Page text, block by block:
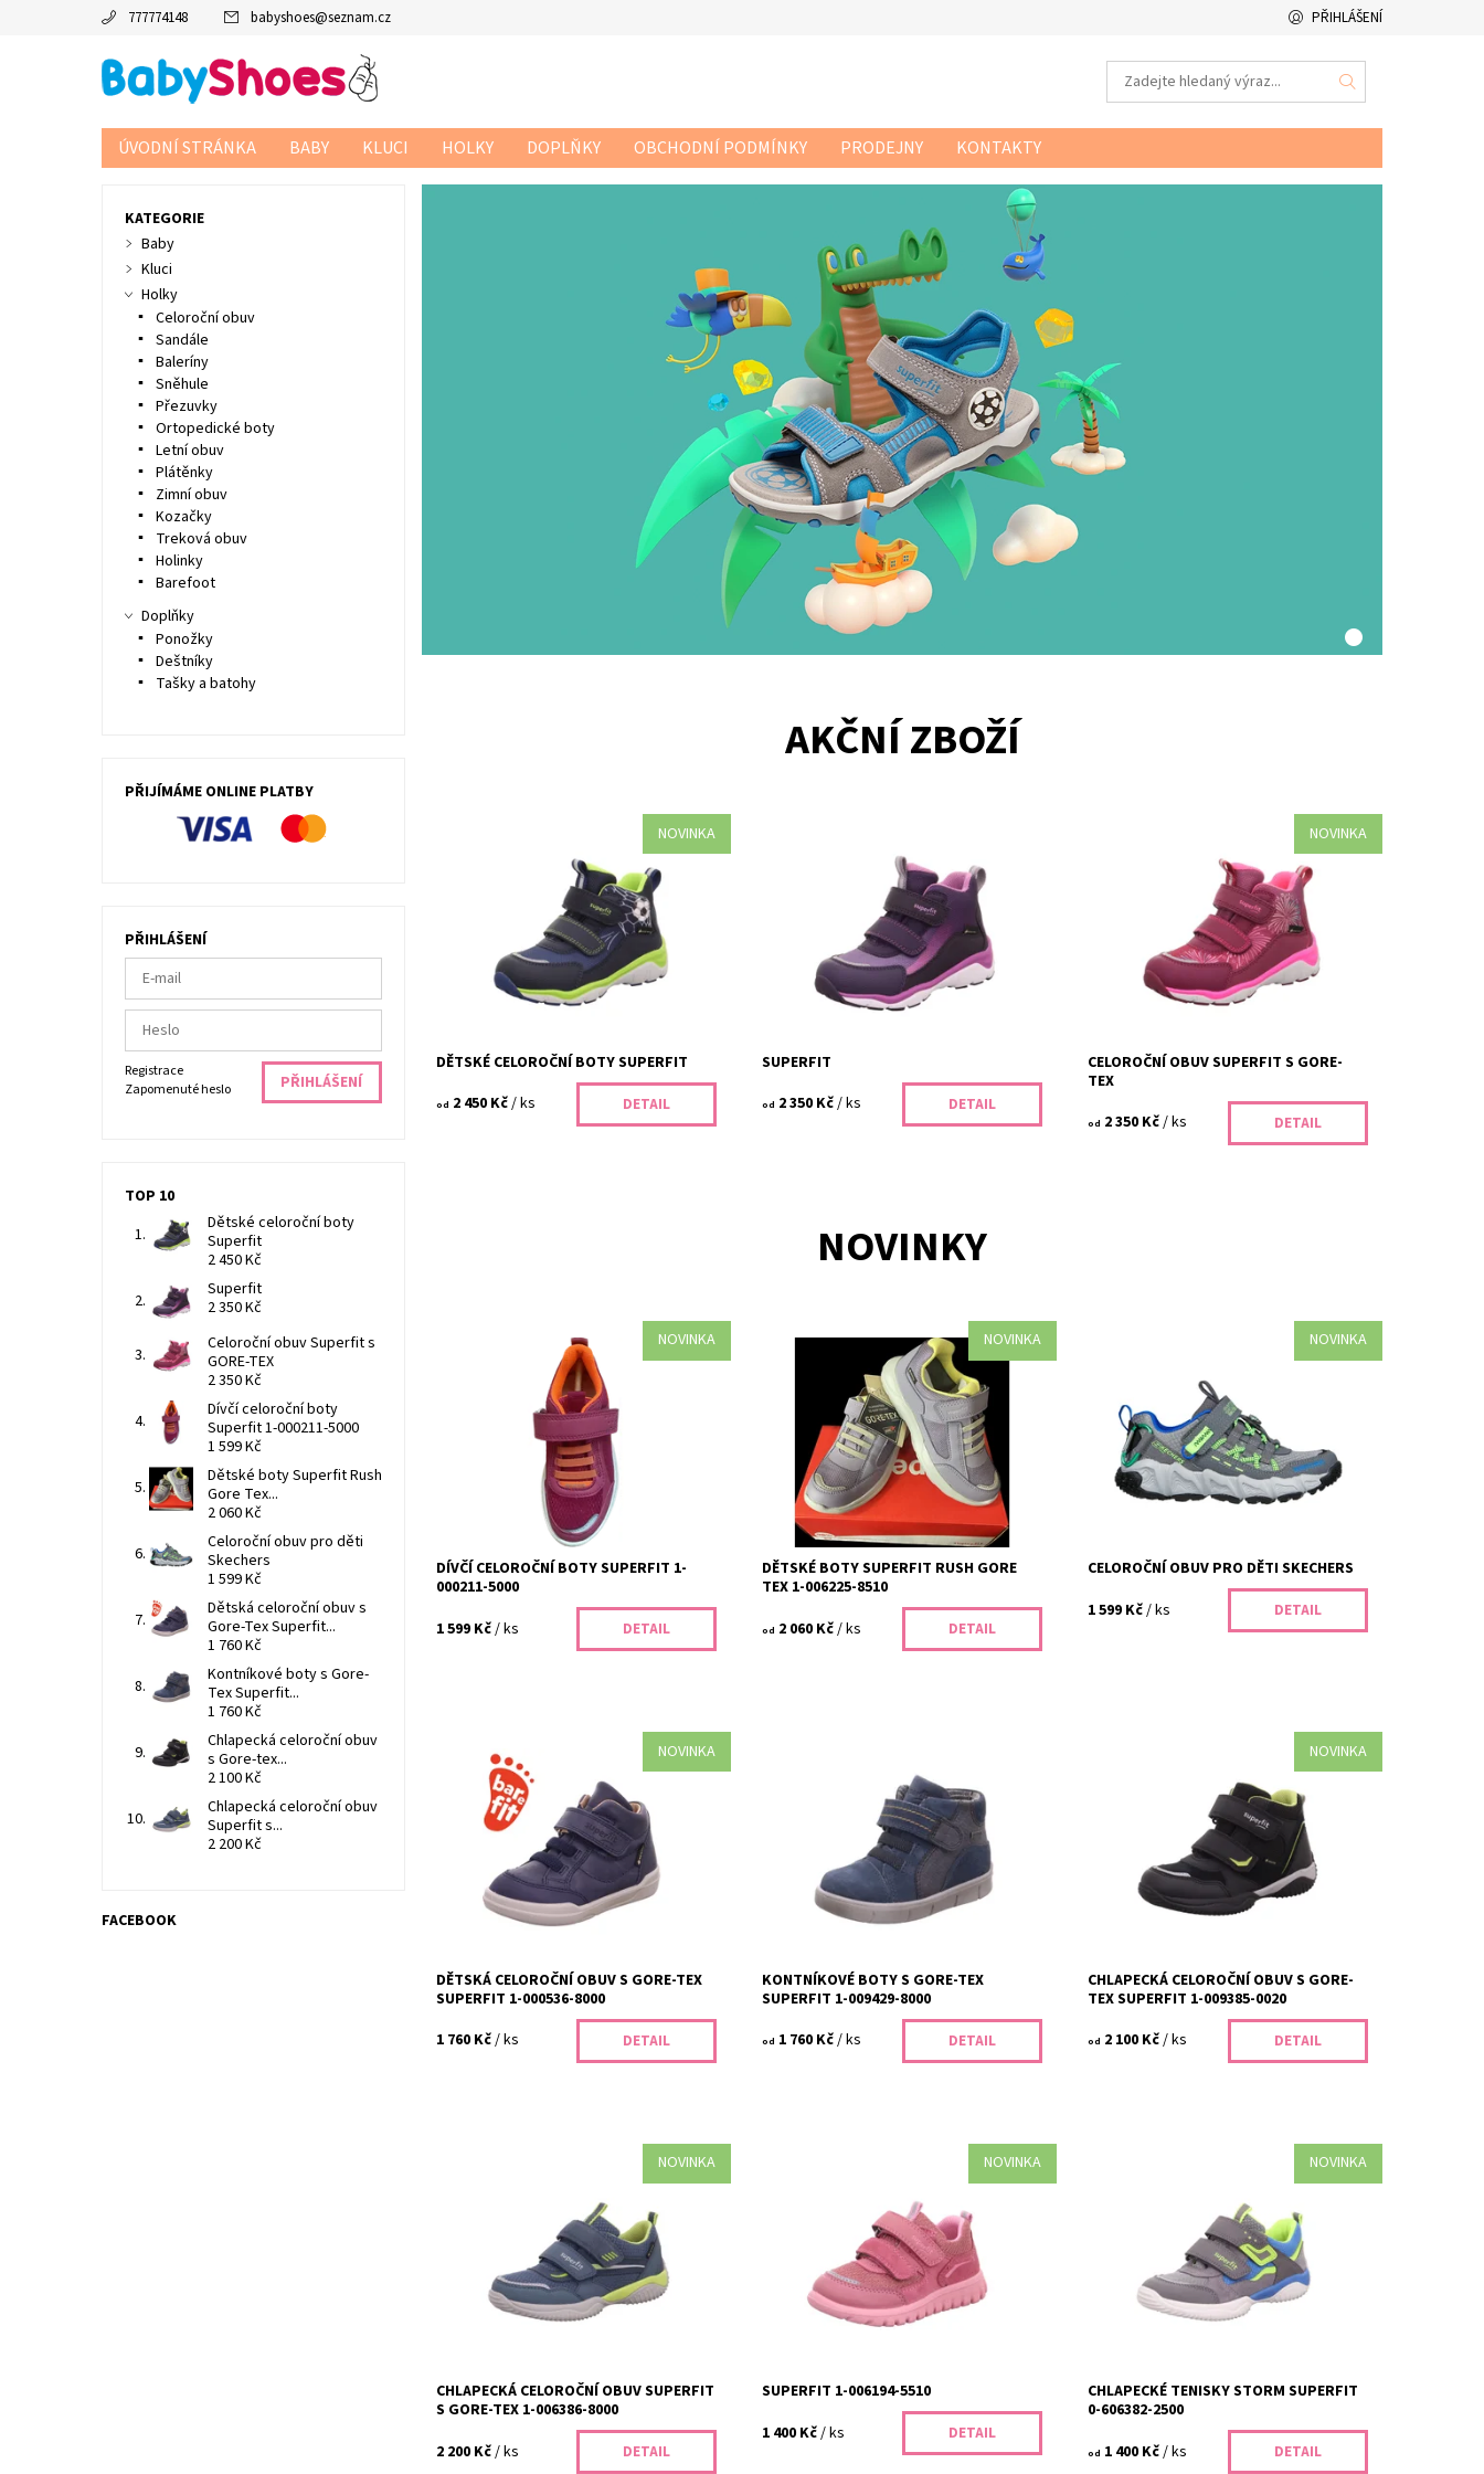
777774148 babyshoes@seznam.cz PŘIHLÁŠENÍ
ÚVODNÍ STRÁNKA BABY KLUCI HOLKY DOPLŇKY OBCHODNÍ PODMÍNKY PRODEJNY KONTAKTY
AKČNÍ ZBOŽÍ
NOVINKA
Objevte kvalitní dětské celoroční boty
Superfit v BABYSHOES.CZ. Nabízíme
zdravé obouvání pro děti, široký výběr
modelů skladem a osobní přístup v...
Skladem
460/32
Superfit
2 roky
DĚTSKÉ CELOROČNÍ BOTY SUPERFIT
od 2 450 Kč/ ks DETAIL
obuvi Superfit s Gore-Tex skladem v
Dolních Břežanech. Zdravé obouvání,
odborné poradenství a osobní přístup...
Skladem
463/25
Superfit
2 roky
SUPERFIT
od 2 350 Kč/ ks DETAIL
NOVINKA
Objevte celoroční dětské boty Superfit s
GORE-TEX v BABYSHOES.CZ Dolní Břežany.
Široký výběr velikostí a modelů, zdravé
obouvání a osobní přístup....
Skladem
466/25
Superfit
2 roky
CELOROČNÍ OBUV SUPERFIT S GORE-
TEX
od 2 350 Kč/ ks DETAIL
NOVINKY
NOVINKA
Dívčí celoroční boty Superfit 1-000211-
5000 jsou ideální volbou pro zdravé
obouvání dětí. Kvalitní materiály, pohodlný
střih a moderní design...
Skladem
452/33
Superfit
2 roky
DÍVČÍ CELOROČNÍ BOTY SUPERFIT 1-
000211-5000
1 599 Kč/ ks DETAIL
NOVINKA
Dětské tenisky Superfit Rush GORE‑TEX
1‑006225‑8510 – lehké, prodyšné a
nepromokavé boty pro každodenní
nošení. Skvěle sedí na noze, zajistí
Dostupnost:
Skladem
449/34
DĚTSKÉ BOTY SUPERFIT RUSH GORE
TEX 1-006225-8510
od 2 060 Kč/ ks DETAIL
NOVINKA
Objevte celoroční dětské boty Skechers
v Dolních Břežanech. Moderní design,
zdravé obouvání a široký výběr pro kluky i
holky. Přijďte s dětmi do...
Dostupnost:
Skladem
425/29
Značka:
SKECHERS
Záruka:
2 roky
CELOROČNÍ OBUV PRO DĚTI SKECHERS
1 599 Kč/ ks DETAIL
NOVINKA
Dětské celoroční boty Superfit 1-000536-
8000 s GORE-TEX membránou jsou ideální
volbou pro zdravé obouvání vašich dětí.
Kvalitní materiály, moderní...
Skladem
417/26
Superfit
Záruka:
2 roky
DĚTSKÁ CELOROČNÍ OBUV S GORE-TEX
SUPERFIT 1-000536-8000
1 760 Kč/ ks DETAIL
8000 s GORE-TEX membránou jsou ideální
volbou pro zdravé obouvání po celý rok.
Nabízíme široký výběr...
Skladem
420/26
KONTNÍKOVÉ BOTY S GORE-TEX
SUPERFIT 1-009429-8000
od 1 760 Kč/ ks DETAIL
NOVINKA
Superfit 1-009385-0020 jsou kvalitní
celoroční dětské boty s Gore-Tex
membránou, které zajistí zdravé a suché
nožky vašich dětí v každém počasí. V...
Skladem
414/28
Značka:
Superfit
Záruka:
2 roky
CHLAPECKÁ CELOROČNÍ OBUV S GORE-
TEX SUPERFIT 1-009385-0020
od 2 100 Kč/ ks DETAIL
NOVINKA
Chlapecká celoroční obuv Superfit 1-
006386-8000 s GORE-TEX membránou je
ideální volbou pro zdravé obouvání dětí.
Nabízíme široký výběr dětské obuvi...
Skladem
405/41
Superfit
2 roky
CHLAPECKÁ CELOROČNÍ OBUV SUPERFIT
S GORE-TEX 1-006386-8000
2 200 Kč/ ks DETAIL
NOVINKA
Dětské tenisky Superfit 1-006194-5510
jsou ideální volbou pro zdravé obouvání
malých slečen. Moderní design, kvalitní
materiály a pohodlné nošení...
Skladem
399/28
Značka:
Superfit
Záruka:
2 roky
SUPERFIT 1-006194-5510
1 400 Kč/ ks DETAIL
NOVINKA
Chlapecké tenisky Storm Superfit 0-
606382-2500. Oblíbený model pro zdravé
nožky – vyzkoušíte u nás na prodejně v
Dolních Břežanech u Prahy. Změříme...
Skladem
396/26
Značka:
Superfit
Záruka:
2 roky
CHLAPECKÉ TENISKY STORM SUPERFIT
0-606382-2500
od 1 400 Kč/ ks DETAIL
KATEGORIE
Baby
Kluci
Holky
Celoroční obuv
Sandále
Baleríny
Sněhule
Přezuvky
Ortopedické boty
Letní obuv
Plátěnky
Zimní obuv
Kozačky
Treková obuv
Holinky
Barefoot
Doplňky
Ponožky
Deštníky
Tašky a batohy
PŘIJÍMÁME ONLINE PLATBY
PŘIHLÁŠENÍ
Registrace
Zapomenuté heslo
TOP 10
Dětské celoroční boty
Superfit
2 450 Kč
Superfit
2 350 Kč
Celoroční obuv Superfit s
GORE-TEX
2 350 Kč
Dívčí celoroční boty
Superfit 1-000211-5000
1 599 Kč
Dětské boty Superfit Rush
Gore Tex...
2 060 Kč
Celoroční obuv pro děti
Skechers
1 599 Kč
Dětská celoroční obuv s
Gore-Tex Superfit...
1 760 Kč
Kontníkové boty s Gore-
Tex Superfit...
1 760 Kč
Chlapecká celoroční obuv
s Gore-tex...
2 100 Kč
Chlapecká celoroční obuv
Superfit s...
2 200 Kč
FACEBOOK